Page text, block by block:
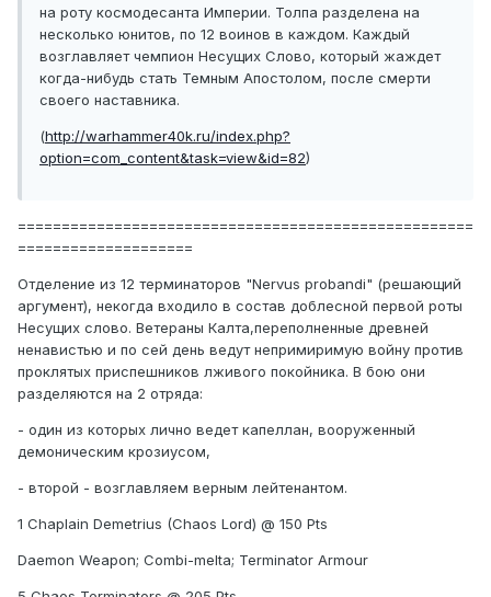
на роту космодесанта Империи. Толпа разделена на
несколько юнитов, по 12 воинов в каждом. Каждый
возглавляет чемпион Несущих Слово, который жаждет
когда-нибудь стать Темным Апостолом, после смерти
своего наставника.
(http://warhammer40k.ru/index.php?
option=com_content&task=view&id=82)
====================================================
====================
Отделение из 12 терминаторов "Nervus probandi" (решающий
аргумент), некогда входило в состав доблесной первой роты
Несущих слово. Ветераны Калта,переполненные древней
ненавистью и по сей день ведут непримиримую войну против
проклятых приспешников лживого покойника. В бою они
разделяются на 2 отряда:
- один из которых лично ведет капеллан, вооруженный
демоническим крозиусом,
- второй - возглавляем верным лейтенантом.
1 Chaplain Demetrius (Chaos Lord) @ 150 Pts
Daemon Weapon; Combi-melta; Terminator Armour